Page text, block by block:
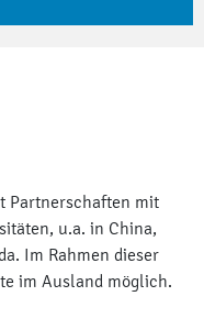
Partnerschaften mit
u.a. in China,
Im Rahmen dieser
im Ausland möglich.